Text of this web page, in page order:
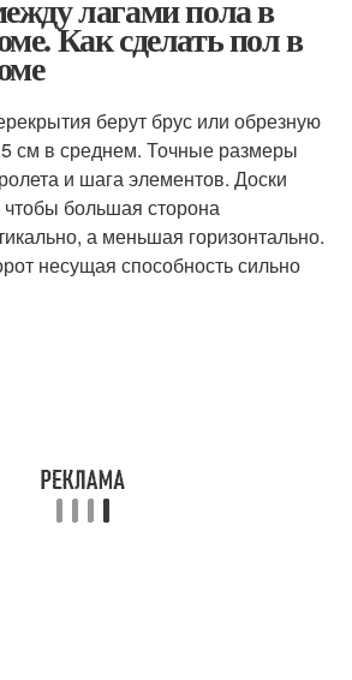
лагами пола в
Как сделать пол в
берут брус или обрезную
см в среднем. Точные размеры
и шага элементов. Доски
чтобы большая сторона
а меньшая горизонтально.
несущая способность сильно